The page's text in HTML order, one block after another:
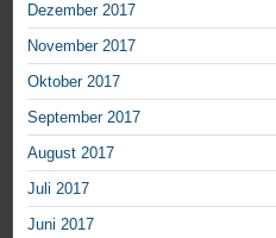
Dezember 2017
November 2017
Oktober 2017
September 2017
August 2017
Juli 2017
Juni 2017